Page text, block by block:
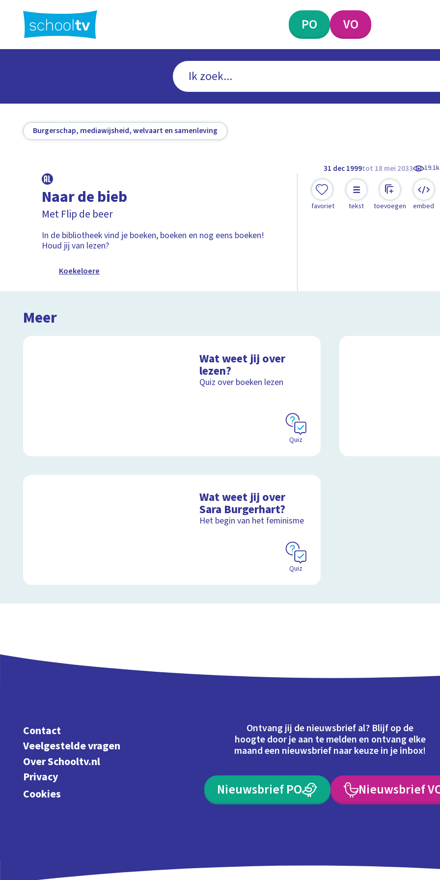
hoofdinhoud
PO VO
Burgerschap, mediawijsheid, welvaart en samenleving
31 dec 1999tot 18 mei 2033 19.1k
Naar de bieb
Met Flip de beer
In de bibliotheek vind je boeken, boeken en nog eens boeken!
Houd jij van lezen?
Koekeloere
favoriet tekst toevoegen embed
Meer
Wat weet jij over
lezen?
Quiz over boeken lezen
Quiz
Wat weet jij over
Sara Burgerhart?
Het begin van het feminisme
Quiz
Contact
Veelgestelde vragen
Over Schooltv.nl
Privacy
Cookies
Ontvang jij de nieuwsbrief al? Blijf op de
hoogte door je aan te melden en ontvang elke
maand een nieuwsbrief naar keuze in je inbox!
Nieuwsbrief PO Nieuwsbrief